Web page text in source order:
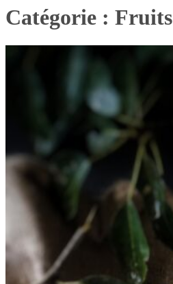
Catégorie : Fruits